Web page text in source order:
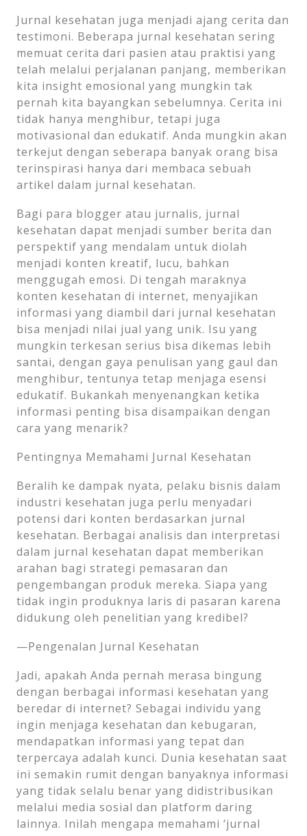
Jurnal kesehatan juga menjadi ajang cerita dan
testimoni. Beberapa jurnal kesehatan sering
memuat cerita dari pasien atau praktisi yang
telah melalui perjalanan panjang, memberikan
kita insight emosional yang mungkin tak
pernah kita bayangkan sebelumnya. Cerita ini
tidak hanya menghibur, tetapi juga
motivasional dan edukatif. Anda mungkin akan
terkejut dengan seberapa banyak orang bisa
terinspirasi hanya dari membaca sebuah
artikel dalam jurnal kesehatan.
Bagi para blogger atau jurnalis, jurnal
kesehatan dapat menjadi sumber berita dan
perspektif yang mendalam untuk diolah
menjadi konten kreatif, lucu, bahkan
menggugah emosi. Di tengah maraknya
konten kesehatan di internet, menyajikan
informasi yang diambil dari jurnal kesehatan
bisa menjadi nilai jual yang unik. Isu yang
mungkin terkesan serius bisa dikemas lebih
santai, dengan gaya penulisan yang gaul dan
menghibur, tentunya tetap menjaga esensi
edukatif. Bukankah menyenangkan ketika
informasi penting bisa disampaikan dengan
cara yang menarik?
Pentingnya Memahami Jurnal Kesehatan
Beralih ke dampak nyata, pelaku bisnis dalam
industri kesehatan juga perlu menyadari
potensi dari konten berdasarkan jurnal
kesehatan. Berbagai analisis dan interpretasi
dalam jurnal kesehatan dapat memberikan
arahan bagi strategi pemasaran dan
pengembangan produk mereka. Siapa yang
tidak ingin produknya laris di pasaran karena
didukung oleh penelitian yang kredibel?
—Pengenalan Jurnal Kesehatan
Jadi, apakah Anda pernah merasa bingung
dengan berbagai informasi kesehatan yang
beredar di internet? Sebagai individu yang
ingin menjaga kesehatan dan kebugaran,
mendapatkan informasi yang tepat dan
terpercaya adalah kunci. Dunia kesehatan saat
ini semakin rumit dengan banyaknya informasi
yang tidak selalu benar yang didistribusikan
melalui media sosial dan platform daring
lainnya. Inilah mengapa memahami ‘jurnal